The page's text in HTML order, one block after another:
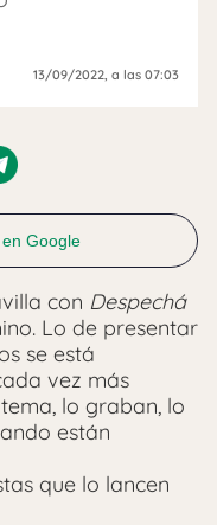
13/09/2022 , a las 07:03
Google
con Despechá
Lo de presentar
se está
vez más
lo graban, lo
están
que lo lancen